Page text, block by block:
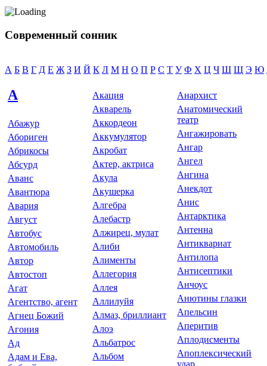
Современный сонник
А Б В Г Д Е Ж З И Й К Л М Н О П Р С Т У Ф Х Ц Ч Ш Щ Э Ю
А
Абажур
Абориген
Абрикосы
Абсурд
Аванс
Авантюра
Авария
Август
Автобус
Автомобиль
Автор
Автостоп
Агат
Агентство, агент
Агнец Божий
Агония
Ад
Адам и Ева,
Акация
Акварель
Аккордеон
Аккумулятор
Акробат
Актер, актриса
Акула
Акушерка
Алгебра
Алебастр
Алжирец, мулат
Алиби
Алименты
Аллегория
Аллея
Аллилуйя
Алмаз, бриллиант
Алоэ
Альбатрос
Альбом
Анархис­т
Анатомический
театр
Ангажировать
Ангар
Ангел
Ангина
Анекдот
Анис
Антарктика
Антенна
Антиквариат
Антилопа
Антисептики
Анчоус
Анютины глазки
Апельсин
Аперитив
Аплодисменты
Апоплексический